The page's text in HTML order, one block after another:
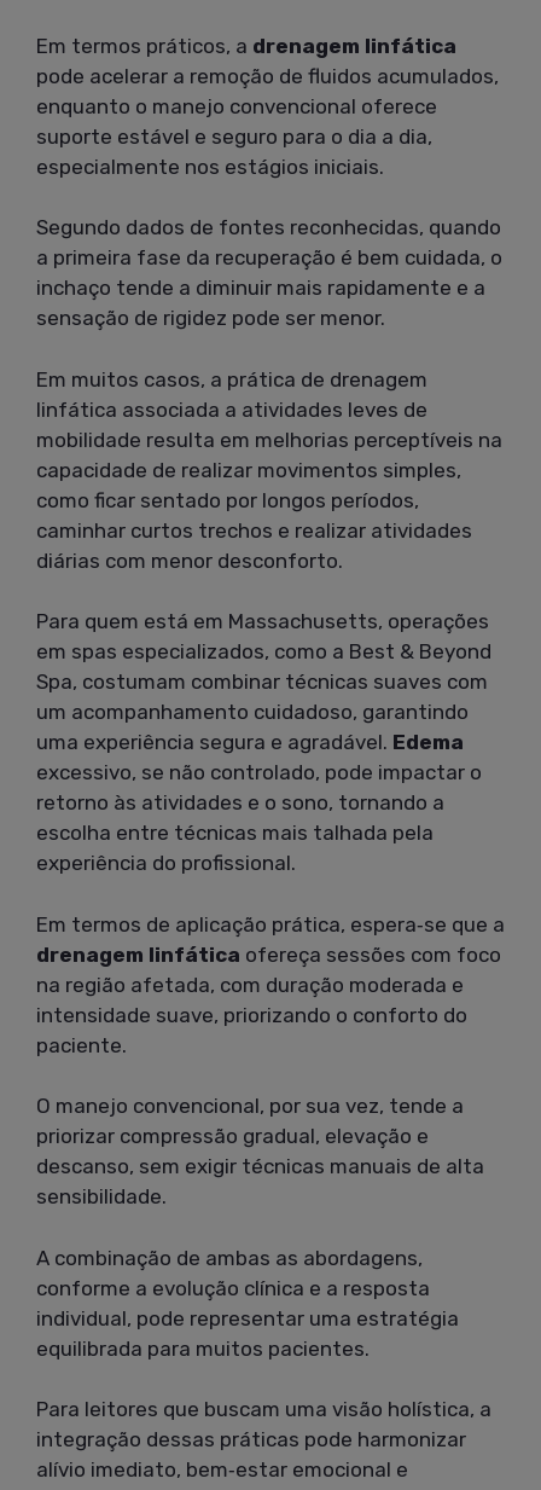
Em termos práticos, a drenagem linfática
pode acelerar a remoção de fluidos acumulados,
enquanto o manejo convencional oferece
suporte estável e seguro para o dia a dia,
especialmente nos estágios iniciais.
Segundo dados de fontes reconhecidas, quando
a primeira fase da recuperação é bem cuidada, o
inchaço tende a diminuir mais rapidamente e a
sensação de rigidez pode ser menor.
Em muitos casos, a prática de drenagem
linfática associada a atividades leves de
mobilidade resulta em melhorias perceptíveis na
capacidade de realizar movimentos simples,
como ficar sentado por longos períodos,
caminhar curtos trechos e realizar atividades
diárias com menor desconforto.
Para quem está em Massachusetts, operações
em spas especializados, como a Best & Beyond
Spa, costumam combinar técnicas suaves com
um acompanhamento cuidadoso, garantindo
uma experiência segura e agradável. Edema
excessivo, se não controlado, pode impactar o
retorno às atividades e o sono, tornando a
escolha entre técnicas mais talhada pela
experiência do profissional.
Em termos de aplicação prática, espera‑se que a
drenagem linfática ofereça sessões com foco
na região afetada, com duração moderada e
intensidade suave, priorizando o conforto do
paciente.
O manejo convencional, por sua vez, tende a
priorizar compressão gradual, elevação e
descanso, sem exigir técnicas manuais de alta
sensibilidade.
A combinação de ambas as abordagens,
conforme a evolução clínica e a resposta
individual, pode representar uma estratégia
equilibrada para muitos pacientes.
Para leitores que buscam uma visão holística, a
integração dessas práticas pode harmonizar
alívio imediato, bem‑estar emocional e